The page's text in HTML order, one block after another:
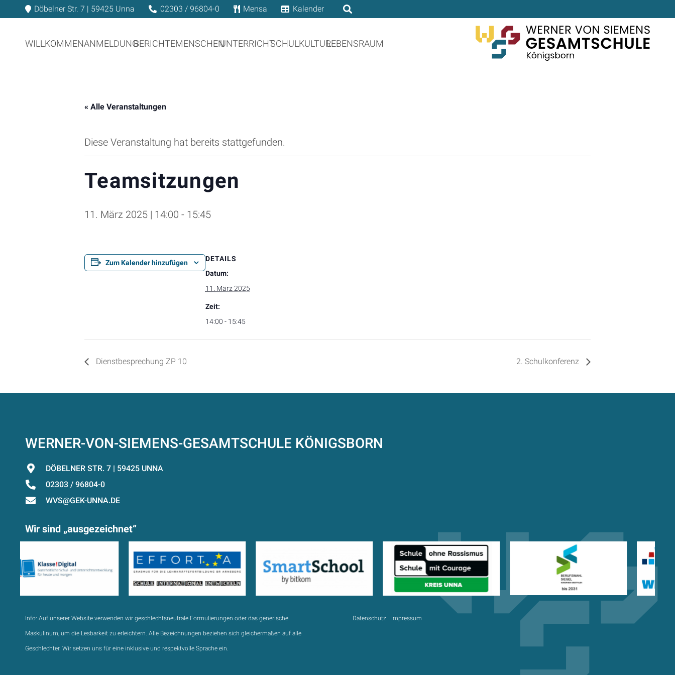
Döbelner Str. 7 | 59425 Unna 02303 / 96804-0 Mensa Kalender
WILLKOMMENANMELDUNGBERICHTEMENSCHENUNTERRICHTSCHULKULTURLEBENSRAUM
« Alle Veranstaltungen
Diese Veranstaltung hat bereits stattgefunden.
Teamsitzungen
11. März 2025 | 14:00 - 15:45
Zum Kalender hinzufügen
DETAILS
Datum:
11. März 2025
Zeit:
14:00 - 15:45
Dienstbesprechung ZP 10 2. Schulkonferenz
WERNER-VON-SIEMENS-GESAMTSCHULE KÖNIGSBORN
DÖBELNER STR. 7 | 59425 UNNA
02303 / 96804-0
WVS@GEK-UNNA.DE
Wir sind „ausgezeichnet“
Info: Auf unserer Website verwenden wir geschlechtsneutrale Formulierungen oder das generische
Maskulinum, um die Lesbarkeit zu erleichtern. Alle Bezeichnungen beziehen sich gleichermaßen auf alle
Geschlechter. Wir setzen uns für eine inklusive und respektvolle Sprache ein.
Datenschutz Impressum